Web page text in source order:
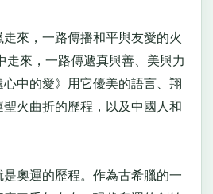
來，一路傳播和平與友愛的火
走來，一路傳遞真與善、美與力
中的愛》用它優美的語言、翔
火曲折的歷程，以及中國人和
奧運的歷程。作為古希臘的一